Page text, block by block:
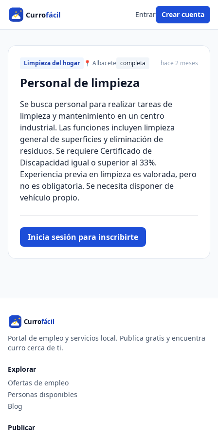
Entrar Crear cuenta
Limpieza del hogar 📍 Albacete completa hace 2 meses
Personal de limpieza
Se busca personal para realizar tareas de
limpieza y mantenimiento en un centro
industrial. Las funciones incluyen limpieza
general de superficies y eliminación de
residuos. Se requiere Certificado de
Discapacidad igual o superior al 33%.
Experiencia previa en limpieza es valorada, pero
no es obligatoria. Se necesita disponer de
vehículo propio.
Inicia sesión para inscribirte
Portal de empleo y servicios local. Publica gratis y encuentra
curro cerca de ti.
Explorar
Ofertas de empleo
Personas disponibles
Blog
Publicar